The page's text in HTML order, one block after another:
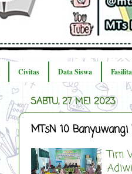
Civitas Data Siswa
SABTU, 27 MEI 2023
MTsN 10
Tim